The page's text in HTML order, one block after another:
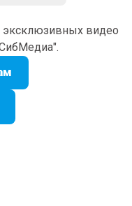
эксклюзивных видео